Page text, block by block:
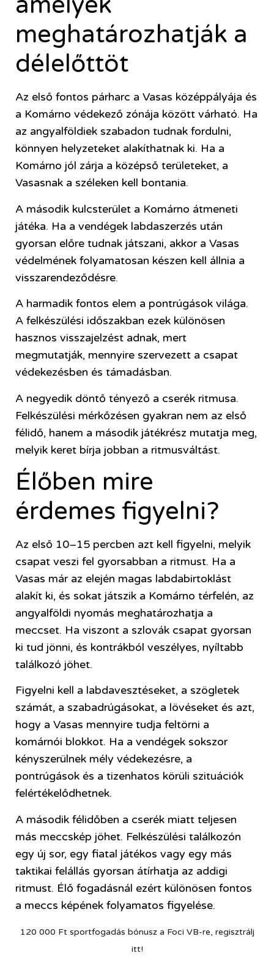
meghatározhatják a
délelőttöt
Az első fontos párharc a Vasas középpályája és
a Komárno védekező zónája között várható. Ha
az angyalföldiek szabadon tudnak fordulni,
könnyen helyzeteket alakíthatnak ki. Ha a
Komárno jól zárja a középső területeket, a
Vasasnak a széleken kell bontania.
A második kulcsterület a Komárno átmeneti
játéka. Ha a vendégek labdaszerzés után
gyorsan előre tudnak játszani, akkor a Vasas
védelmének folyamatosan készen kell állnia a
visszarendeződésre.
A harmadik fontos elem a pontrúgások világa.
A felkészülési időszakban ezek különösen
hasznos visszajelzést adnak, mert
megmutatják, mennyire szervezett a csapat
védekezésben és támadásban.
A negyedik döntő tényező a cserék ritmusa.
Felkészülési mérkőzésen gyakran nem az első
félidő, hanem a második játékrész mutatja meg,
melyik keret bírja jobban a ritmusváltást.
Élőben mire
érdemes figyelni?
Az első 10–15 percben azt kell figyelni, melyik
csapat veszi fel gyorsabban a ritmust. Ha a
Vasas már az elején magas labdabirtoklást
alakít ki, és sokat játszik a Komárno térfelén, az
angyalföldi nyomás meghatározhatja a
meccset. Ha viszont a szlovák csapat gyorsan
ki tud jönni, és kontrákból veszélyes, nyíltabb
találkozó jöhet.
Figyelni kell a labdavesztéseket, a szögletek
számát, a szabadrúgásokat, a lövéseket és azt,
hogy a Vasas mennyire tudja feltörni a
komárnói blokkot. Ha a vendégek sokszor
kényszerülnek mély védekezésre, a
pontrúgások és a tizenhatos körüli szituációk
felértékelődhetnek.
A második félidőben a cserék miatt teljesen
más meccskép jöhet. Felkészülési találkozón
egy új sor, egy fiatal játékos vagy egy más
taktikai felállás gyorsan átírhatja az addigi
ritmust. Élő fogadásnál ezért különösen fontos
a meccs képének folyamatos figyelése.
120 000 Ft sportfogadás bónusz a Foci VB-re, regisztrálj
itt!